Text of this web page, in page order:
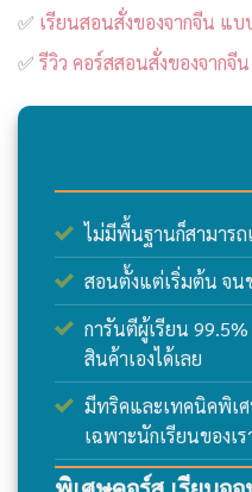
✅ เรียนสอนสั่งของจากจีน แ
✅ รีวิว คอร์สสอนสั่งของจากจีน
ไม่มีพื้นฐานก็สามารถ
สอนตั้งแต่เริ่มต้น จ
การันตีผู้เรียน
สินค้าเองได้เลย
มีทริคและเทคนิคพิเ
เฉพาะนักเรียนของเ